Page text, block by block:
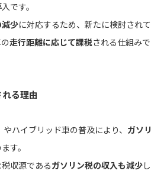
です。
少に対応するため、新たに検討されて
走行距離に応じて課税される仕組みで
る理由
ハイブリッド車の普及により、 ガソリ
す。
収源であるガソリン税の収入も減少し